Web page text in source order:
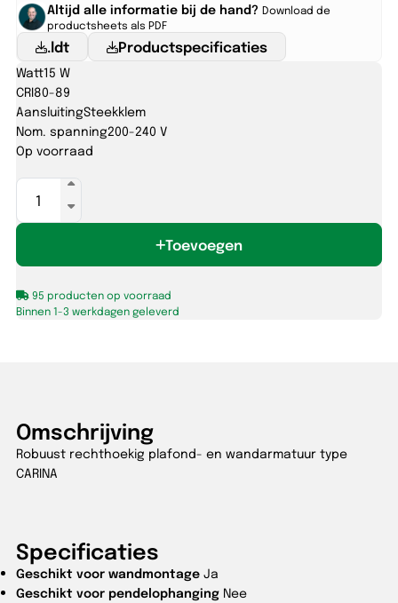
Altijd alle informatie bij de hand? Download de
productsheets als PDF
.ldt Productspecificaties
Watt15 W
CRI80-89
AansluitingSteekklem
Nom. spanning200-240 V
Op voorraad
250x150mm
830/840
zwart
Toevoegen
95 producten op voorraad
Binnen 1-3 werkdagen geleverd
Omschrijving
Robuust rechthoekig plafond- en wandarmatuur type
CARINA
Specificaties
Geschikt voor wandmontage Ja
Geschikt voor pendelophanging Nee